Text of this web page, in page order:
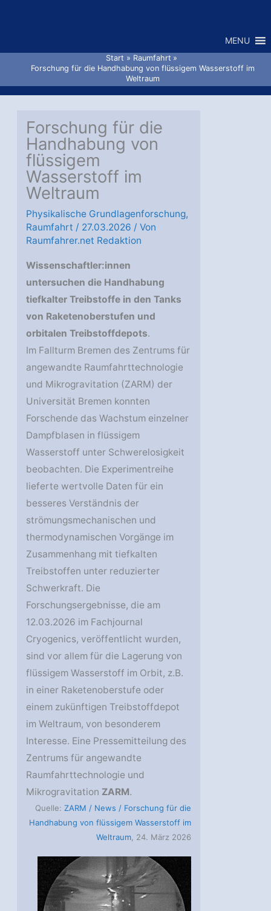
MENU
Start
Raumfahrt
Forschung für die Handhabung von flüssigem Wasserstoff im
Weltraum
Forschung für die
Handhabung von
flüssigem
Wasserstoff im
Weltraum
Physikalische Grundlagenforschung,
Raumfahrt / 27.03.2026 / Von
Raumfahrer.net Redaktion
Wissenschaftler:innen
untersuchen die Handhabung
tiefkalter Treibstoffe in den Tanks
von Raketenoberstufen und
orbitalen Treibstoffdepots.
Im Fallturm Bremen des Zentrums für
angewandte Raumfahrttechnologie
und Mikrogravitation (ZARM) der
Universität Bremen konnten
Forschende das Wachstum einzelner
Dampfblasen in flüssigem
Wasserstoff unter Schwerelosigkeit
beobachten. Die Experimentreihe
lieferte wertvolle Daten für ein
besseres Verständnis der
strömungsmechanischen und
thermodynamischen Vorgänge im
Zusammenhang mit tiefkalten
Treibstoffen unter reduzierter
Schwerkraft. Die
Forschungsergebnisse, die am
12.03.2026 im Fachjournal
Cryogenics, veröffentlicht wurden,
sind vor allem für die Lagerung von
flüssigem Wasserstoff im Orbit, z.B.
in einer Raketenoberstufe oder
einem zukünftigen Treibstoffdepot
im Weltraum, von besonderem
Interesse. Eine Pressemitteilung des
Zentrums für angewandte
Raumfahrttechnologie und
Mikrogravitation ZARM.
Quelle: ZARM / News / Forschung für die
Handhabung von flüssigem Wasserstoff im
Weltraum , 24. März 2026